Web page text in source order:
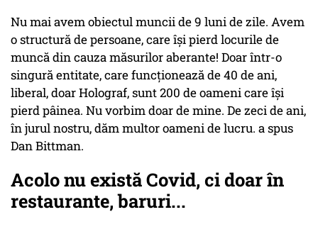
Nu mai avem obiectul muncii de 9 luni de zile. Avem
o structură de persoane, care își pierd locurile de
muncă din cauza măsurilor aberante! Doar într-o
singură entitate, care funcționează de 40 de ani,
liberal, doar Holograf, sunt 200 de oameni care își
pierd pâinea. Nu vorbim doar de mine. De zeci de ani,
în jurul nostru, dăm multor oameni de lucru. a spus
Dan Bittman.
Acolo nu există Covid, ci doar în
restaurante, baruri...